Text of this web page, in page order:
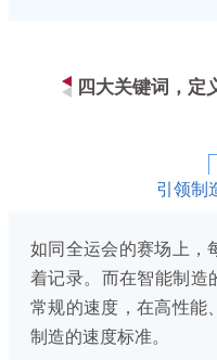
四大关键词，定
引领制
如同全运会的赛场上，
着记录。而在智能制造
常规的速度，在高性能
制造的速度标准。